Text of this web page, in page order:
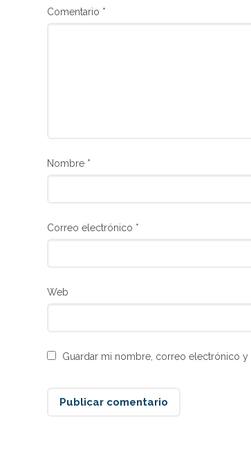
Comentario *
Nombre *
Correo electrónico *
Web
Guardar mi nombre, correo electrónico y